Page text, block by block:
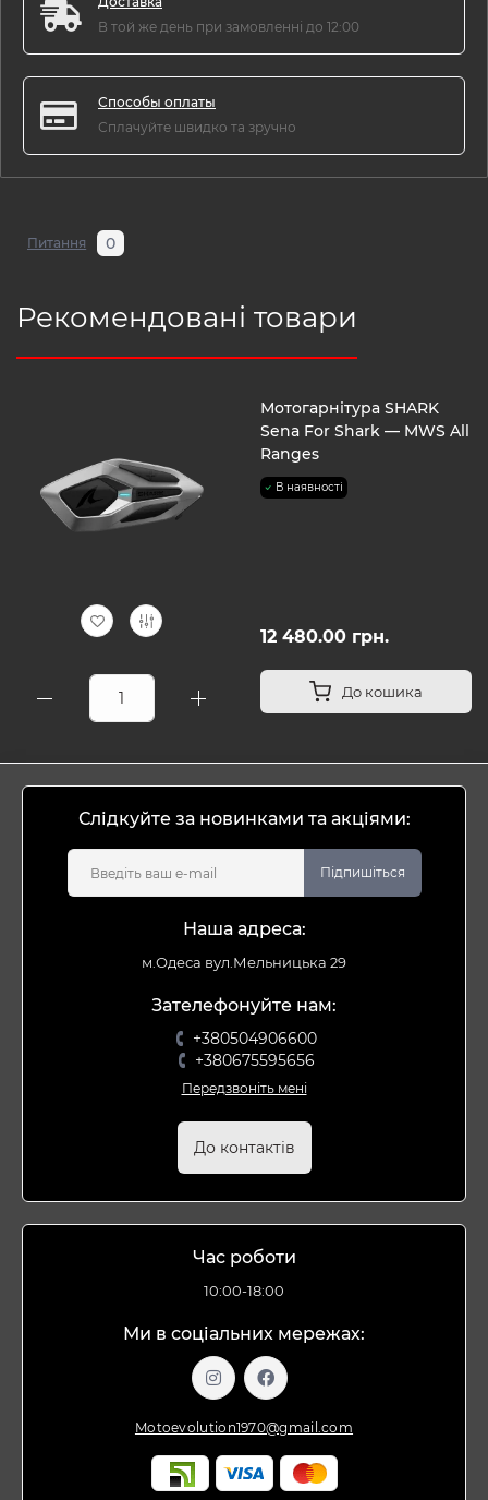
В той же день при замовленні до 12:00
Способы оплаты
Сплачуйте швидко та зручно
Питання 0
Рекомендовані товари
Мотогарнітура SHARK
Sena For Shark — MWS All
Ranges
В наявності
12 480.00 грн.
До кошика
Слідкуйте за новинками та акціями:
Підпишіться
Наша адреса:
м.Одеса вул.Мельницька 29
Зателефонуйте нам:
+380504906600
+380675595656
Передзвоніть мені
До контактів
Час роботи
10:00-18:00
Ми в соціальних мережах:
Motoevolution1970@gmail.com